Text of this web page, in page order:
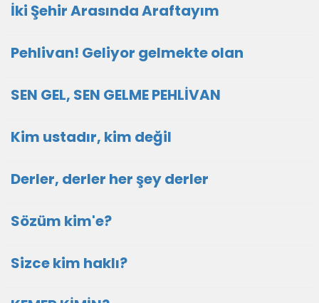
İki Şehir Arasında Araftayım
Pehlivan! Geliyor gelmekte olan
SEN GEL, SEN GELME PEHLİVAN
Kim ustadır, kim değil
Derler, derler her şey derler
Sözüm kim'e?
Sizce kim haklı?